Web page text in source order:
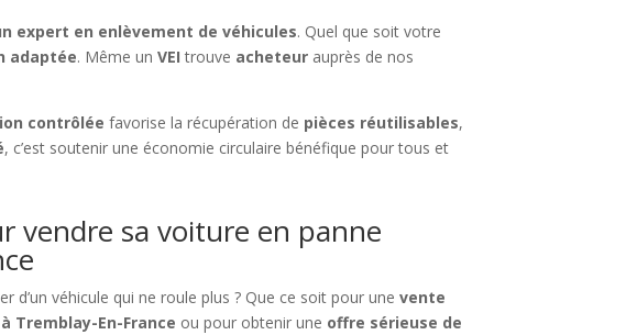
expert en enlèvement de véhicules. Quel que soit votre
adaptée. Même unVEI trouve acheteur auprès de nos
contrôlée favorise la récupération de pièces réutilisables,
, c’est soutenir une économie circulaire bénéfique pour tous et
vendre sa voiture en panne
d’un véhicule qui ne roule plus ? Que ce soit pour unevente
Tremblay-En-France ou pour obtenir une offre sérieuse de